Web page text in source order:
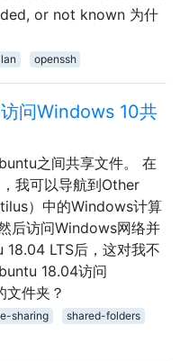
or not known 为什
lan openssh
问Windows 10共
之间共享文件。 在
我可以导航到Other
）中的Windows计算
后访问Windows网络并
LTS后，这对我不
18.04访问
件夹？
sharing
shared-folders